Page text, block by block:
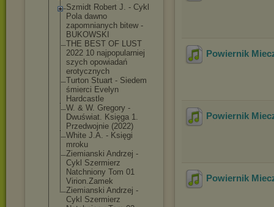
Szmidt Robert J. - Cykl
Pola dawno
zapomnianych bitew -
BUKOWSKI
THE BEST OF LUST
2022 10 najpopularniej
szych opowiadań
erotycznych
Turton Stuart - Siedem
śmierci Evelyn
Hardcastle
W. & W. Gregory -
Dwuświat. Księga 1.
Przedwojnie (2022)
White J.A. - Księgi
mroku
Ziemianski Andrzej -
Cykl Szermierz
Natchniony Tom 01
Virion.Zamek
Ziemianski Andrzej -
Cykl Szermierz
Powiernik
Powiernik
Powiernik